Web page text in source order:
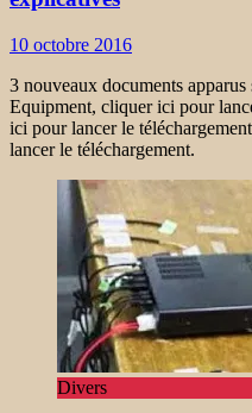
10 octobre 2016
3 nouveaux documents
Equipment, cliquer ici pour
ici pour lancer le
lancer le téléchargement.
Divers